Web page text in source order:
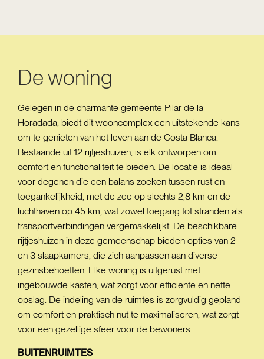
De woning
Gelegen in de charmante gemeente Pilar de la
Horadada, biedt dit wooncomplex een uitstekende kans
om te genieten van het leven aan de Costa Blanca.
Bestaande uit 12 rijtjeshuizen, is elk ontworpen om
comfort en functionaliteit te bieden. De locatie is ideaal
voor degenen die een balans zoeken tussen rust en
toegankelijkheid, met de zee op slechts 2,8 km en de
luchthaven op 45 km, wat zowel toegang tot stranden als
transportverbindingen vergemakkelijkt. De beschikbare
rijtjeshuizen in deze gemeenschap bieden opties van 2
en 3 slaapkamers, die zich aanpassen aan diverse
gezinsbehoeften. Elke woning is uitgerust met
ingebouwde kasten, wat zorgt voor efficiënte en nette
opslag. De indeling van de ruimtes is zorgvuldig gepland
om comfort en praktisch nut te maximaliseren, wat zorgt
voor een gezellige sfeer voor de bewoners.
BUITENRUIMTES